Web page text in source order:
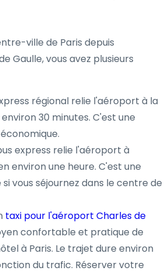
ville de Paris depuis
Gaulle, vous avez plusieurs
régional relie l'aéroport à la
30 minutes. C'est une
express relie l'aéroport à
environ une heure. C'est une
vous séjournez dans le centre de
taxi pour l'aéroport Charles de
confortable et pratique de
à Paris. Le trajet dure environ
du trafic. Réserver votre